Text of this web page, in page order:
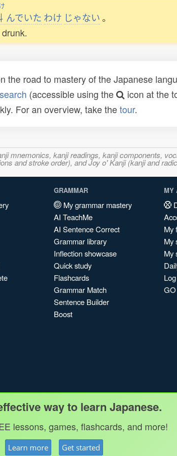
んでいた わけ じゃない。
road to mastery of the Japanese
(accessible using the
icon at the
For an overview, take thetour.
mnemonics, kanji readings, kanji components,
and stroke order), and Joy o' Kanji (kanji and
GRAMMAR
My grammar mastery
AI TeachMe
AI Sentence Correct
Grammar library
Inflection showcase
Quick study
Flashcards
Grammar Match
Sentence Builder
Boost
MY
My
My
My
way to learn Japanese.
lessons, games, flashcards, and more!
Learn more Get started